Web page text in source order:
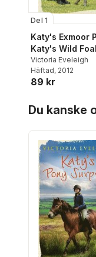
Del 1
Katy's Exmoor
Katy's Wild Foal
Victoria Eveleigh
Häftad, 2012
89 kr
Du kanske